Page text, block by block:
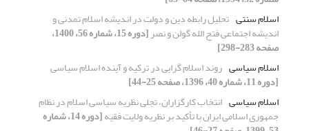
اسلام سنتی تحلیل رابطه دین و دولت در اندیشه اسلام تمدنی و
اندیشه اجتماعی فتح الله گولن و نصر [دوره 15، شماره 56، 1400،
صفحه 283-298]
اسلام سیاسی روند اسلام گرایی در ترکیه و آینده اسلام سیاسی
[دوره 11، شماره 40، 1396، صفحه 25-44]
اسلام سیاسی انتخاب کارگزاران، تجلی نظریه سیاسی اسلام در نظام
جمهوری اسلامی ایران با تأکید بر نظریه ولایت فقیه [دوره 14، شماره